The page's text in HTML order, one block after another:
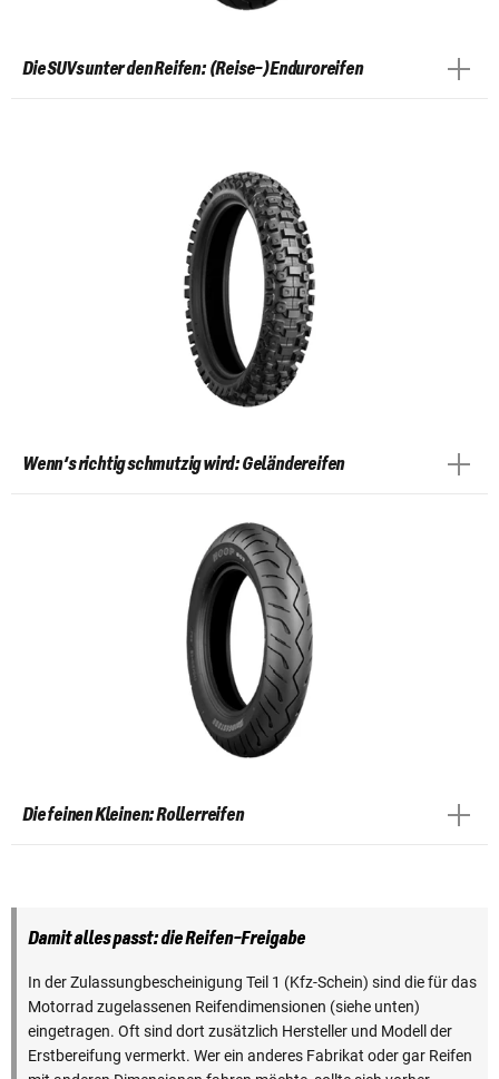
Die SUVs unter den Reifen: (Reise-)Enduroreifen
Wenn‘s richtig schmutzig wird: Geländereifen
Die feinen Kleinen: Rollerreifen
Damit alles passt: die Reifen-Freigabe
In der Zulassungbescheinigung Teil 1 (Kfz-Schein) sind die für das
Motorrad zugelassenen Reifendimensionen (siehe unten)
eingetragen. Oft sind dort zusätzlich Hersteller und Modell der
Erstbereifung vermerkt. Wer ein anderes Fabrikat oder gar Reifen